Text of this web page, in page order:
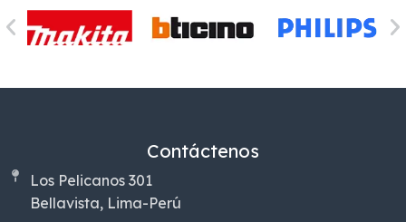
Contáctenos
Los Pelicanos 301
Bellavista, Lima-Perú